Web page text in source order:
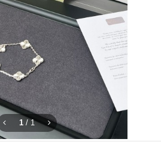
1 / 1